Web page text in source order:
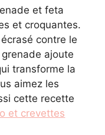
et feta
et croquantes.
écrasé contre le
ajoute
transforme la
aimez les
cette recette
et crevettes